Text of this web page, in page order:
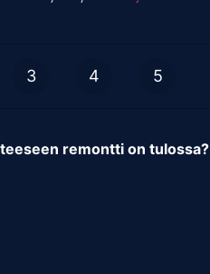
3 4 5
remontti on tulossa?